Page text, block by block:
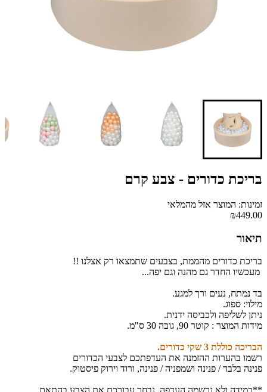
בריכת כדורים - צבע קרם
זמינות: המוצר אזל מהמלאי
₪449.00
תיאור
בריכת כדורים מהממת, בצבעים שתמצאו רק אצלנו !!
מעכשיו החדר גם מהנה וגם יפה...
בד נמתח, נעים ורך למגע.
מילוי: ספוג.
ניתן לשליפה ולכביסה ידנית.
מידות המוצר : קוטר 90, גובה 30 ס"מ.
הבריכה כוללת 3 שקי כדורים.
רשמו בהערות ההזמנה את העדפתכם לצבעי הכדורים
פנינה בלבד / פנינה ושמפניה / פנינה, ורוד וירוק פיסטוק.